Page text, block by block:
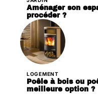
Aménager son
procéder ?
LOGEMENT
Poêle à bois ou
meilleure option ?